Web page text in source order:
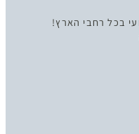
בכל רחבי הארץ!